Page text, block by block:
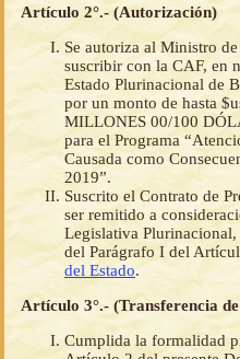
Artículo 2°.- (Autorización)
Se autoriza al Ministro
suscribir con la CAF, en
Estado Plurinacional de
por un monto de hasta
MILLONES 00/100
para el Programa
Causada como
2019”.
Suscrito el Contrato de
ser remitido a
Legislativa
del Parágrafo I del
del Estado.
Artículo 3°.- (Transferencia
Cumplida la formalidad